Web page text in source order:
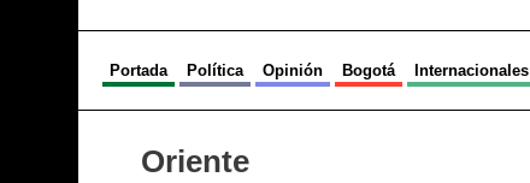
Portada Política Opinión Bogotá Internacionales
Oriente